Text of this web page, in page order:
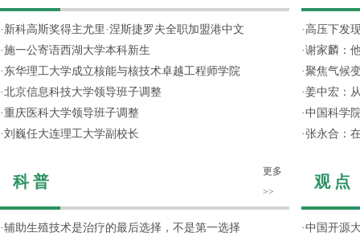
· 新科高斯奖得主尤里·涅斯捷罗夫全职加盟港中文
·施一公寄语西湖大学本科新生
· 东华理工大学成立核能与核技术卓越工程师学院
·北京信息科技大学领导班子调整
·重庆医科大学领导班子调整
·刘巍任大连理工大学副校长
科 普
更多
>>
·辅助生殖技术是治疗的最后选择，不是第一选择
· 高压下发
·谢家麟：
·聚焦气候
·姜中宏：
·中国科学
·张永合：
观 点
·中国开源